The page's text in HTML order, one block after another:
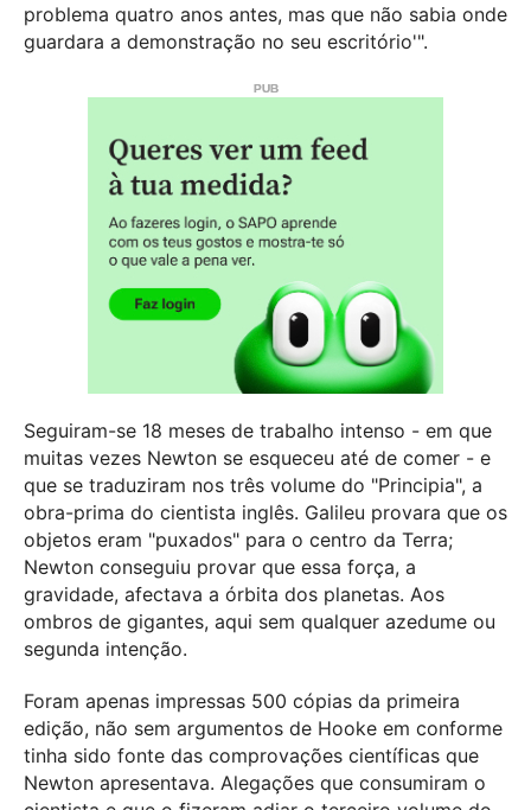
problema quatro anos antes, mas que não sabia onde
guardara a demonstração no seu escritório'".
Seguiram-se 18 meses de trabalho intenso - em que
muitas vezes Newton se esqueceu até de comer - e
que se traduziram nos três volume do "Principia", a
obra-prima do cientista inglês. Galileu provara que os
objetos eram "puxados" para o centro da Terra;
Newton conseguiu provar que essa força, a
gravidade, afectava a órbita dos planetas. Aos
ombros de gigantes, aqui sem qualquer azedume ou
segunda intenção.
Foram apenas impressas 500 cópias da primeira
edição, não sem argumentos de Hooke em conforme
tinha sido fonte das comprovações científicas que
Newton apresentava. Alegações que consumiram o